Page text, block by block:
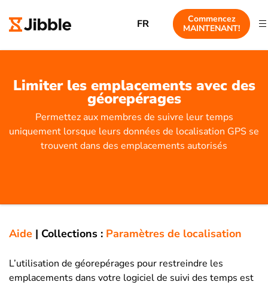
FR
Commencez
MAINTENANT!
Limiter les emplacements avec des
géorepérages
Permettez aux membres de suivre leur temps
uniquement lorsque leurs données de localisation GPS se
trouvent dans des emplacements autorisés
Aide | Collections : Paramètres de localisation
L’utilisation de géorepérages pour restreindre les
emplacements dans votre logiciel de suivi des temps est